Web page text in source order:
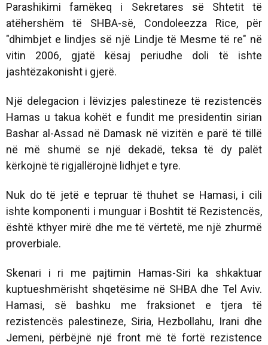
Parashikimi famëkeq i Sekretares së Shtetit të
atëhershëm të SHBA-së, Condoleezza Rice, për
"dhimbjet e lindjes së një Lindje të Mesme të re" në
vitin 2006, gjatë kësaj periudhe doli të ishte
jashtëzakonisht i gjerë.
Një delegacion i lëvizjes palestineze të rezistencës
Hamas u takua kohët e fundit me presidentin sirian
Bashar al-Assad në Damask në vizitën e parë të tillë
në më shumë se një dekadë, teksa të dy palët
kërkojnë të rigjallërojnë lidhjet e tyre.
Nuk do të jetë e tepruar të thuhet se Hamasi, i cili
ishte komponenti i munguar i Boshtit të Rezistencës,
është kthyer mirë dhe me të vërtetë, me një zhurmë
proverbiale.
Skenari i ri me pajtimin Hamas-Siri ka shkaktuar
kuptueshmërisht shqetësime në SHBA dhe Tel Aviv.
Hamasi, së bashku me fraksionet e tjera të
rezistencës palestineze, Siria, Hezbollahu, Irani dhe
Jemeni, përbëjnë një front më të fortë rezistence